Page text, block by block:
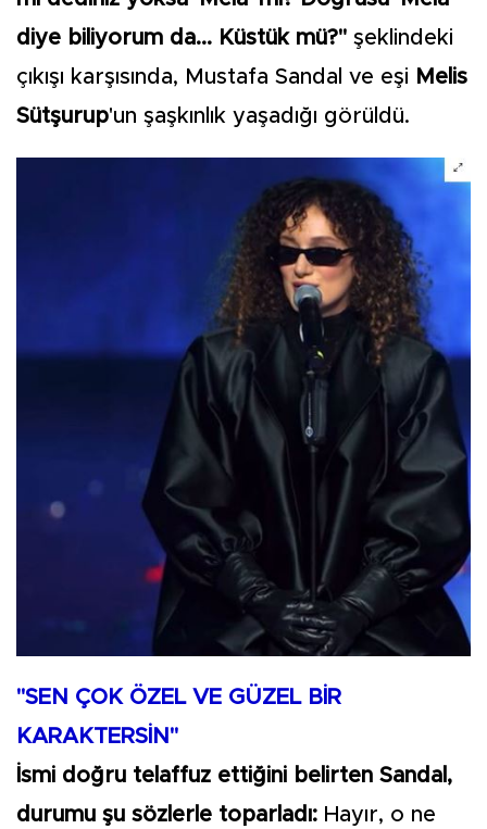
diye biliyorum da... Küstük mü?" şeklindeki
çıkışı karşısında, Mustafa Sandal ve eşi Melis
Sütşurup'un şaşkınlık yaşadığı görüldü.
"SEN ÇOK ÖZEL VE GÜZEL BİR
KARAKTERSİN"
İsmi doğru telaffuz ettiğini belirten Sandal,
durumu şu sözlerle toparladı: Hayır, o ne